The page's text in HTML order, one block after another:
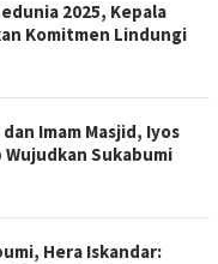
2025, Kepala
Komitmen Lindungi
Imam Masjid, Iyos
Sukabumi
Hera Iskandar: